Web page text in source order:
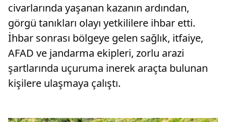
civarlarında yaşanan kazanın ardından,
görgü tanıkları olayı yetkililere ihbar etti.
İhbar sonrası bölgeye gelen sağlık, itfaiye,
AFAD ve jandarma ekipleri, zorlu arazi
şartlarında uçuruma inerek araçta bulunan
kişilere ulaşmaya çalıştı.